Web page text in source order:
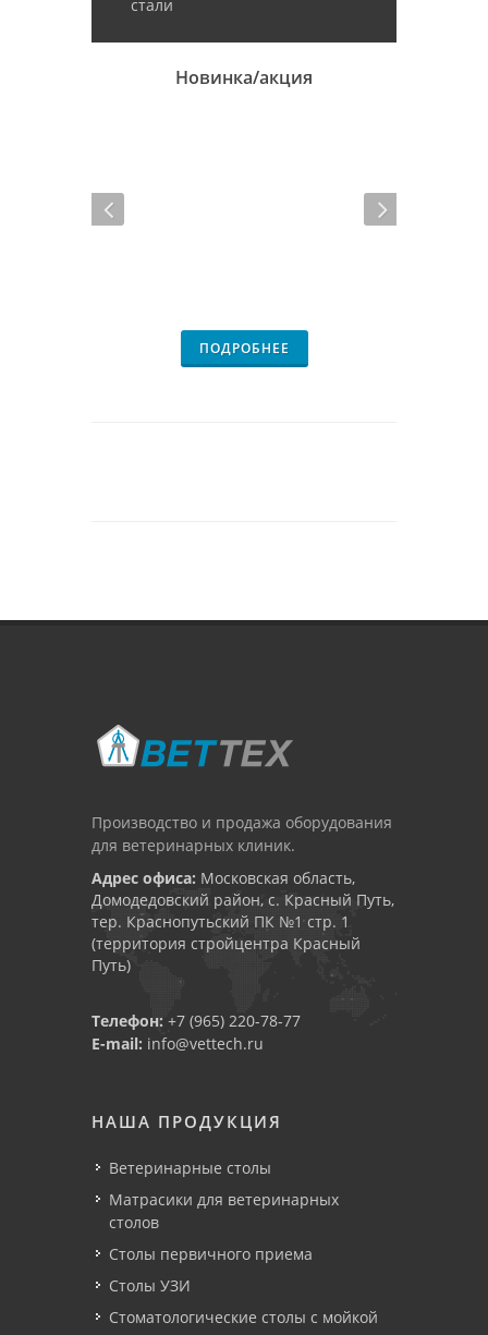
стали
Новинка/акция
ПОДРОБНЕЕ
Производство и продажа оборудования
для ветеринарных клиник.
Адрес офиса: Московская область,
Домодедовский район, с. Красный Путь,
тер. Краснопутьский ПК №1 стр. 1
(территория стройцентра Красный
Путь)
Телефон: +7 (965) 220-78-77
E-mail: info@vettech.ru
НАША ПРОДУКЦИЯ
Ветеринарные столы
Матрасики для ветеринарных
столов
Столы первичного приема
Столы УЗИ
Стоматологические столы с мойкой